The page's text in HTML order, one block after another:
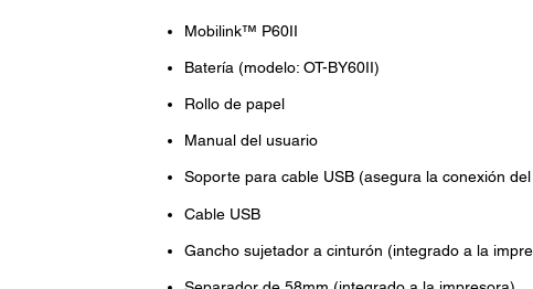
Mobilink™ P60II
Batería (modelo: OT-BY60II)
Rollo de papel
Manual del usuario
Soporte para cable USB (asegura la conexión
Cable USB
Gancho sujetador a cinturón (integrado a la